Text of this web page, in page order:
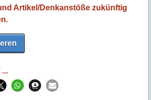
Artikel/Denkanstöße zukünftig